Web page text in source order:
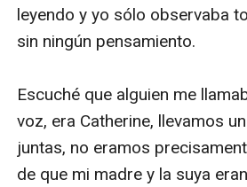
leyendo y yo sólo observaba
sin ningún pensamiento.
Escuché que alguien me
voz, era Catherine, llevamos
juntas, no eramos
de que mi madre y la suya